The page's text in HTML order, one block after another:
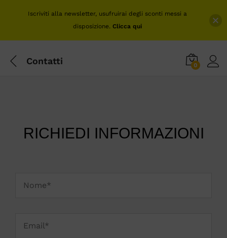
Contatti 0
RICHIEDI INFORMAZIONI
Iscriviti alla newsletter, usufruirai degli sconti messi a
disposizione. Clicca qui